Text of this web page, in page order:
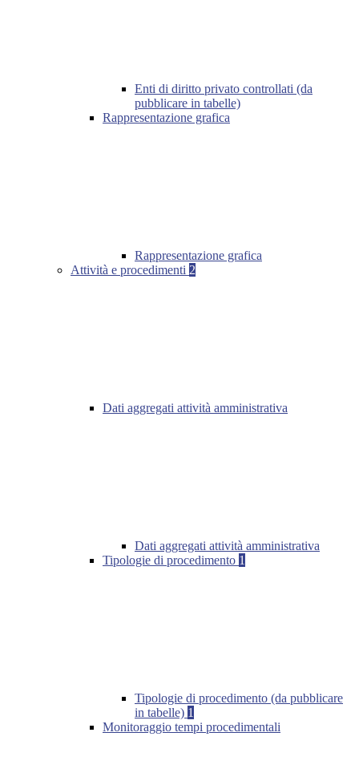
Enti di diritto privato controllati (da
pubblicare in tabelle)
Rappresentazione grafica
Rappresentazione grafica
Attività e procedimenti 2
Dati aggregati attività amministrativa
Dati aggregati attività amministrativa
Tipologie di procedimento 1
Tipologie di procedimento (da pubblicare
in tabelle) 1
Monitoraggio tempi procedimentali